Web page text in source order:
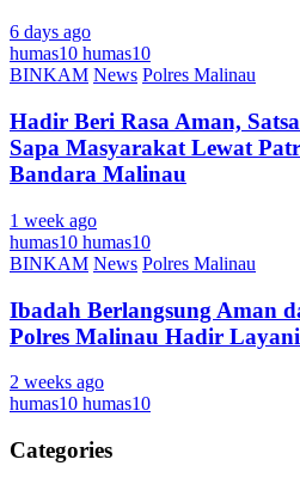
6 days ago
humas10 humas10
BINKAM News Polres Malinau
Hadir Beri Rasa Aman,
Sapa Masyarakat Lewat
Bandara Malinau
1 week ago
humas10 humas10
BINKAM News Polres Malinau
Ibadah Berlangsung Aman
Polres Malinau Hadir
2 weeks ago
humas10 humas10
Categories